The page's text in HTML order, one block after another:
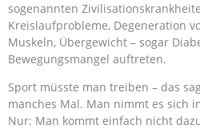
sogenannten
Kreislaufprobleme, Degeneration
Muskeln, Übergewicht – sogar
Bewegungsmangel auftreten.
Sport müsste man treiben – das
manches Mal. Man nimmt es sich
Nur: Man kommt einfach nicht